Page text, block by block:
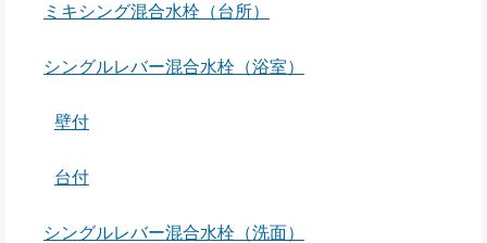
ミキシング混合水栓（台所）
シングルレバー混合水栓（浴室）
壁付
台付
シングルレバー混合水栓（洗面）